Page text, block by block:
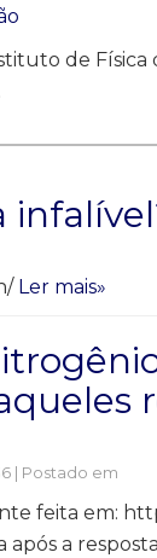
de Física
Ler mais»
| Postado em
feita em:
a